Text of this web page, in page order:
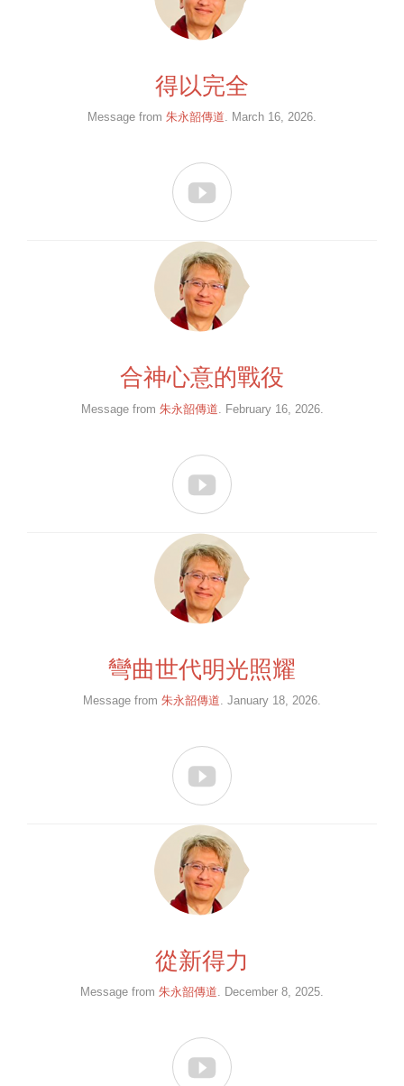
得以完全
Message from 朱永韶傳道. March 16, 2026.

合神心意的戰役
Message from 朱永韶傳道 . February 16, 2026.

彎曲世代明光照耀
Message from 朱永韶傳道 . January 18, 2026.

從新得力
Message from 朱永韶傳道. December 8, 2025.
